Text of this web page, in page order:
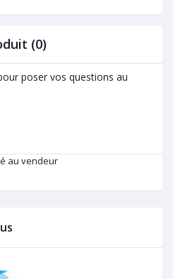
(0)
poser vos questions au
au vendeur